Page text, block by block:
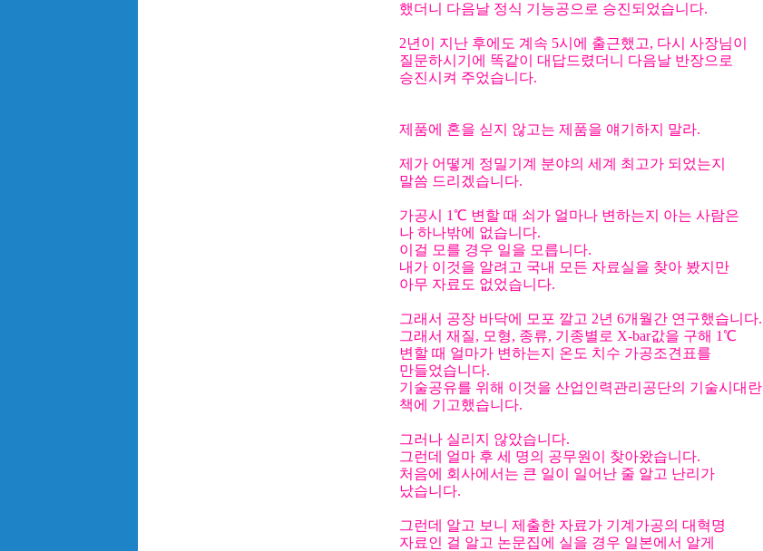
했더니 다음날 정식 기능공으로 승진되었습니다.
2년이 지난 후에도 계속 5시에 출근했고, 다시 사장님이
질문하시기에 똑같이 대답드렸더니 다음날 반장으로
승진시켜 주었습니다.
제품에 혼을 싣지 않고는 제품을 얘기하지 말라.
제가 어떻게 정밀기계 분야의 세계 최고가 되었는지
말씀 드리겠습니다.
가공시 1℃ 변할 때 쇠가 얼마나 변하는지 아는 사람은
나 하나밖에 없습니다.
이걸 모를 경우 일을 모릅니다.
내가 이것을 알려고 국내 모든 자료실을 찾아 봤지만
아무 자료도 없었습니다.
그래서 공장 바닥에 모포 깔고 2년 6개월간 연구했습니다.
그래서 재질, 모형, 종류, 기종별로 X-bar값을 구해 1℃
변할 때 얼마가 변하는지 온도 치수 가공조견표를
만들었습니다.
기술공유를 위해 이것을 산업인력관리공단의 기술시대란
책에 기고했습니다.
그러나 실리지 않았습니다.
그런데 얼마 후 세 명의 공무원이 찾아왔습니다.
처음에 회사에서는 큰 일이 일어난 줄 알고 난리가
났습니다.
그런데 알고 보니 제출한 자료가 기계가공의 대혁명
자료인 걸 알고 논문집에 실을 경우 일본에서 알게